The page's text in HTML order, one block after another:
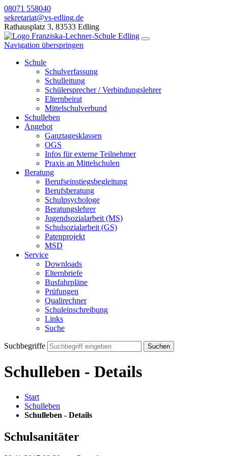
08071 558040
sekretariat@vs-edling.de
Rathausplatz 3, 83533 Edling
Navigation überspringen
Schule
Schulverfassung
Schulleitung
Schülersprecher / Verbindungslehrer
Elternbeirat
Mittelschulverbund
Schulleben
Angebot
Ganztagesklassen
OGS
Infos für externe Teilnehmer
Praxis an Mittelschulen
Beratung
Berufseinstiegsbegleitung
Berufsberatung
Schulpsychologe
Beratungslehrer
Jugendsozialarbeit (MS)
Schulsozialarbeit (GS)
Patenprojekt
MSD
Service
Downloads
Elternbriefe
Busfahrpläne
Prüfungen
Qualirechner
Schuleinschreibung
Links
Suche
Suchbegriffe Suchen
Schulleben - Details
Start
Schulleben
Schulleben - Details
Schulsanitäter